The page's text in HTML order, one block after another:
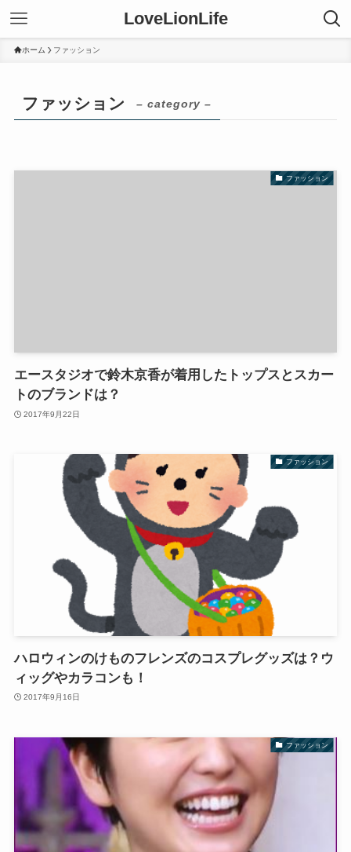
LoveLionLife
ホーム ファッション
ファッション – category –
ファッション
エースタジオで鈴木京香が着用したトップスとスカー
トのブランドは？
2017年9月22日
ファッション
ハロウィンのけものフレンズのコスプレグッズは？ウ
ィッグやカラコンも！
2017年9月16日
ファッション